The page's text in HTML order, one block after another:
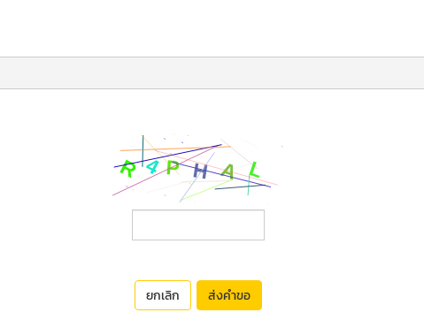
ยกเลิก ส่งคำขอ